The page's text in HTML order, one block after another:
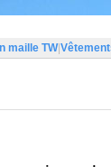
maille TW|